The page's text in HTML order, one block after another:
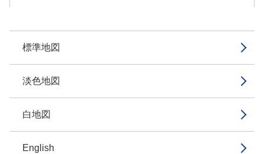
標準地図
淡色地図
白地図
English